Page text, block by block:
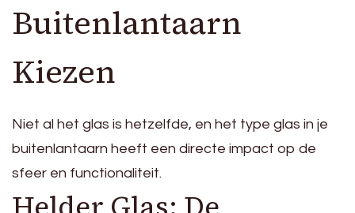
Buitenlantaarn
Kiezen
Niet al het glas is hetzelfde, en het type glas in je
buitenlantaarn heeft een directe impact op de
sfeer en functionaliteit.